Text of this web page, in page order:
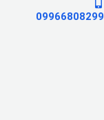
09966808299